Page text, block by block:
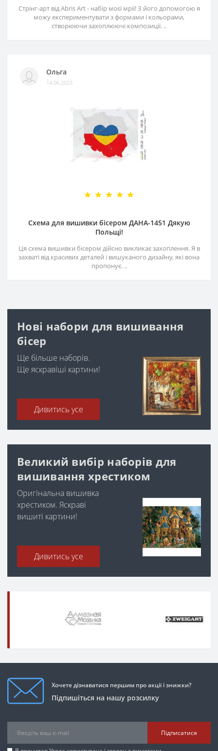
Стрінг-арт від Abris Art - набір моєї мрії! З його допомогою я
можу експериментувати з формами і кольорами,
створюючи захоплюючі композиції. ..
Ольга
14.06.2023
Схема для вишивки бісером ДАНА-1451 Дякую
Польщі!
Ця схема вишивки бісером дійсно викликає захоплення. Я в
захваті від красивих деталей і вишуканого дизайну, які вона
пропонує. ..
Нові набори для вишивання
бісер
Ще більше наборів.
Ще яскравіші картини!
Дивитись усе
Великий вибір наборів для
вишивання хрестиком
Оригінальна вишивка
хрестиком. Яскраві
вишиті картини!
Дивитись усе
Хочете дізнаватися першим про акції і знижки?
Підпишіться на нашу розсилку
Підписатися